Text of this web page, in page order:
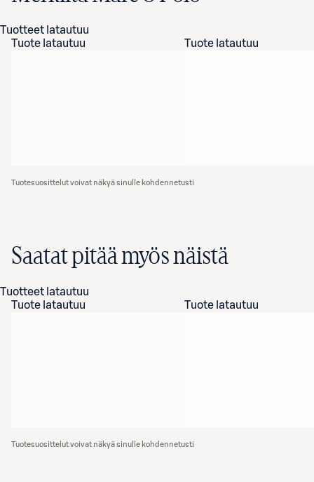
Tuotteet latautuu
Tuote latautuu
Tuote latautuu
Tuotesuosittelut voivat näkyä sinulle kohdennetusti
Saatat pitää myös näistä
Tuotteet latautuu
Tuote latautuu
Tuote latautuu
Tuotesuosittelut voivat näkyä sinulle kohdennetusti